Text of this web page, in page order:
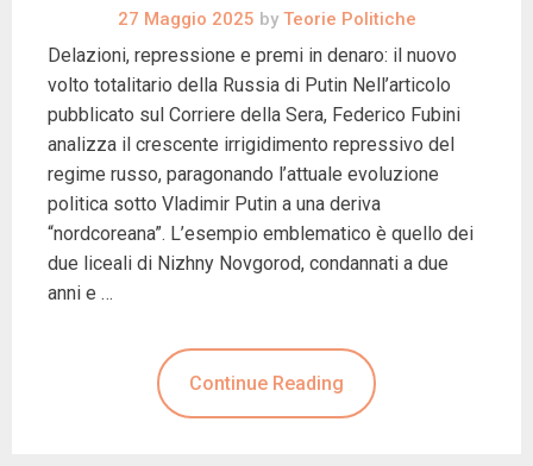
27 Maggio 2025 byTeorie Politiche
Delazioni, repressione e premi in denaro: il nuovo
volto totalitario della Russia di Putin Nell’articolo
pubblicato sul Corriere della Sera, Federico Fubini
analizza il crescente irrigidimento repressivo del
regime russo, paragonando l’attuale evoluzione
politica sotto Vladimir Putin a una deriva
“nordcoreana”. L’esempio emblematico è quello dei
due liceali di Nizhny Novgorod, condannati a due
anni e …
Continue Reading